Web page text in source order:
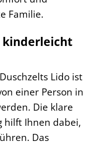
Familie.
kinderleicht
Lido ist
einer Person in
Die klare
hilft Ihnen dabei,
Das